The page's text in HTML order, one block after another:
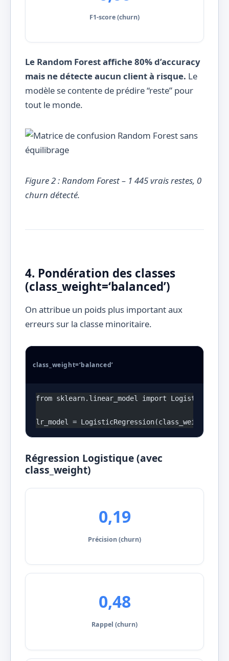
F1-score (churn)
Le Random Forest affiche 80% d’accuracy
mais ne détecte aucun client à risque. Le
modèle se contente de prédire “reste” pour
tout le monde.
Figure 2 : Random Forest – 1 445 vrais restes, 0
churn détecté.
4. Pondération des classes
(class_weight=‘balanced’)
On attribue un poids plus important aux
erreurs sur la classe minoritaire.
class_weight=‘balanced’
from sklearn.linear_model import
lr_model =
Régression Logistique (avec
class_weight)
0,19
Précision (churn)
0,48
Rappel (churn)